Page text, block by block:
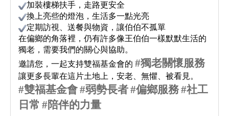
加裝樓梯扶手，走路更安全
換上亮些的燈泡，生活多一點光亮
定期訪視、送餐與物資，讓伯伯不孤單
在偏鄉的角落裡，仍有許多像王伯伯一樣默默生活的
獨老，需要我們的關心與協助。
邀請您，一起支持雙福基金會的 #獨老關懷服務
讓更多長輩在這片土地上，安老、無懼、被看見。
#雙福基金會#弱勢長者#偏鄉服務#社工
日常 #陪伴的力量